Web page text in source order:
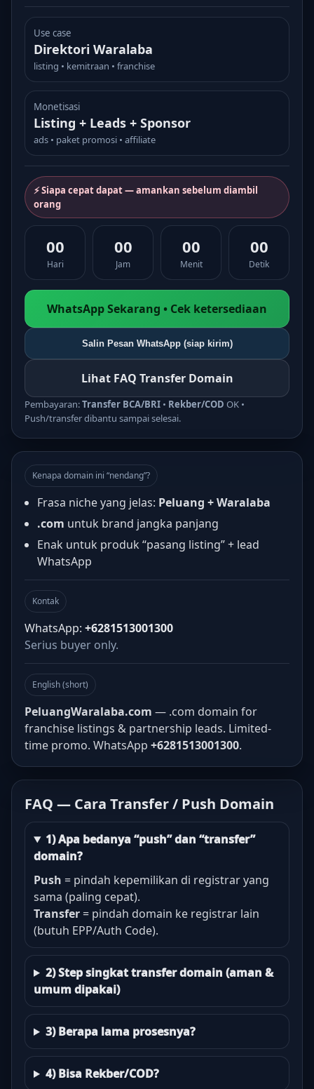
Use case
Direktori Waralaba
listing • kemitraan • franchise
Monetisasi
Listing + Leads + Sponsor
ads • paket promosi • affiliate
⚡ Siapa cepat dapat — amankan sebelum diambil
orang
00
Hari
00
Jam
00
Menit
00
Detik
WhatsApp Sekarang • Cek ketersediaan
Salin Pesan WhatsApp (siap kirim)
Lihat FAQ Transfer Domain
Pembayaran:Transfer BCA/BRI • Rekber/COD OK •
Push/transfer dibantu sampai selesai.
Kenapa domain ini “nendang”?
Frasa niche yang jelas: Peluang + Waralaba
.com untuk brand jangka panjang
Enak untuk produk “pasang listing” + lead
WhatsApp
Kontak
WhatsApp: +6281513001300
Serius buyer only.
English (short)
PeluangWaralaba.com — .com domain for
franchise listings & partnership leads. Limited-
time promo. WhatsApp +6281513001300.
FAQ — Cara Transfer / Push Domain
1) Apa bedanya “push” dan “transfer”
domain?
Push = pindah kepemilikan di registrar yang
sama (paling cepat).
Transfer = pindah domain ke registrar lain
(butuh EPP/Auth Code).
2) Step singkat transfer domain (aman &
umum dipakai)
3) Berapa lama prosesnya?
4) Bisa Rekber/COD?